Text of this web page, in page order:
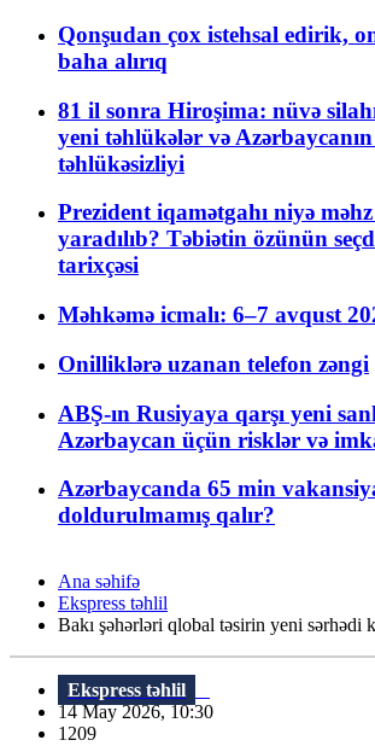
Qonşudan çox istehsal edirik,
baha alırıq
81 il sonra Hiroşima: nüvə
yeni təhlükələr və Azərbaycanın
təhlükəsizliyi
Prezident iqamətgahı niyə
yaradılıb? Təbiətin özünün
tarixçəsi
Məhkəmə icmalı: 6–7 avqust
Onilliklərə uzanan telefon zəngi
ABŞ-ın Rusiyaya qarşı yeni
Azərbaycan üçün risklər və
Azərbaycanda 65 min
doldurulmamış qalır?
Ana səhifə
Ekspress təhlil
Bakı şəhərləri qlobal təsirin yeni sərhədi
Ekspress təhlil
14 May 2026, 10:30
1209